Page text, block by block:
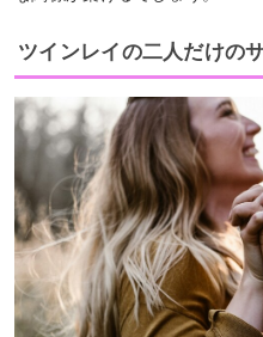
ツインレイの二人だけの